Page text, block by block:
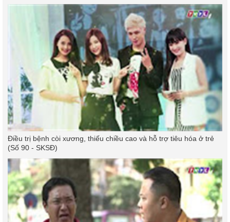
Điều trị bệnh còi xương, thiếu chiều cao và hỗ trợ tiêu hóa ở trẻ
(Số 90 - SKSĐ)